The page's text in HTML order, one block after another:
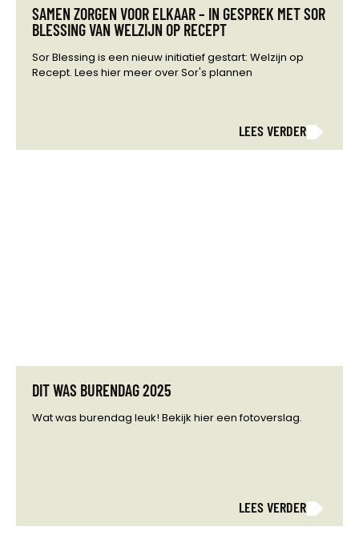
SAMEN ZORGEN VOOR ELKAAR – IN GESPREK MET SOR
BLESSING VAN WELZIJN OP RECEPT
Sor Blessing is een nieuw initiatief gestart: Welzijn op
Recept. Lees hier meer over Sor's plannen
LEES VERDER
DIT WAS BURENDAG 2025
Wat was burendag leuk! Bekijk hier een fotoverslag.
LEES VERDER